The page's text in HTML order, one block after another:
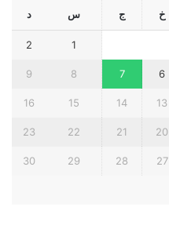
خ ج س د
1
2
6
7
8
9
13
14
15
16
20
21
22
23
27
28
29
30